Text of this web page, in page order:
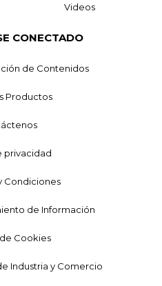
Videos
CONECTADO
de Contenidos
Productos
privacidad
Condiciones
de Información
Cookies
Industria y Comercio